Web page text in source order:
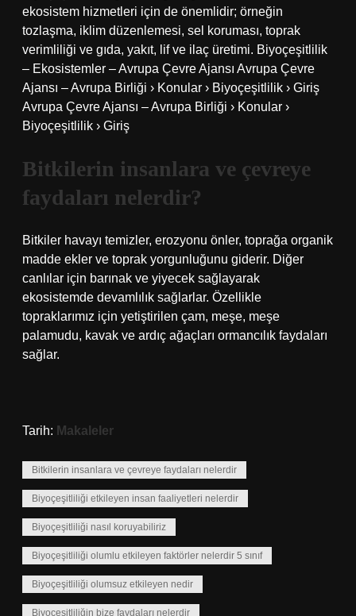
ekosistem hizmetleri için de önemlidir; örneğin
tozlaşma, iklim düzenlemesi, sel koruması, toprak
verimliliği ve gıda, yakıt, lif ve ilaç üretimi. Biyoçeşitlilik
– Ekosistemler – Avrupa Çevre Ajansı Avrupa Çevre
Ajansı – Avrupa Birliği › Konular › Biyoçeşitlilik › Giriş
Avrupa Çevre Ajansı – Avrupa Birliği › Konular ›
Biyoçeşitlilik › Giriş
Bitkilerin insanlara ve çevreye
faydaları nelerdir?
Bitkiler havayı temizler, erozyonu önler, toprağa organik
madde ekler ve toprak yorgunluğunu giderir. Diğer
canlılar için barınak ve yiyecek sağlayarak
ekosistemde devamlılık sağlarlar. Özellikle
topraklarımız için yetiştirilen çam, meşe, meşe
palamudu, kavak ve ardıç ağaçları ormancılık faydaları
sağlar.
Tarih: Makaleler
Bitkilerin insanlara ve çevreye faydaları nelerdir
Biyoçeşitliliği etkileyen insan faaliyetleri nelerdir
Biyoçeşitliliği nasıl koruyabiliriz
Biyoçeşitliliği olumlu etkileyen faktörler nelerdir 5 sınıf
Biyoçeşitliliği olumsuz etkileyen nedir
Biyoçeşitliliğin bize faydaları nelerdir